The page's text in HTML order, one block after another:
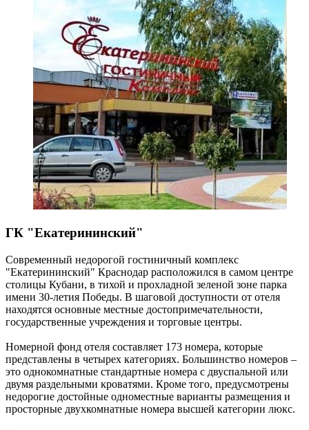
ГК "Екатерининский"
Современный недорогой гостиничный комплекс
"Екатерининский" Краснодар расположился в самом центре
столицы Кубани, в тихой и прохладной зеленой зоне парка
имени 30-летия Победы. В шаговой доступности от отеля
находятся основные местные достопримечательности,
государственные учреждения и торговые центры.
Номерной фонд отеля составляет 173 номера, которые
представлены в четырех категориях. Большинство номеров –
это однокомнатные стандартные номера с двуспальной или
двумя раздельными кроватями. Кроме того, предусмотрены
недорогие достойные одноместные варианты размещения и
просторные двухкомнатные номера высшей категории люкс.